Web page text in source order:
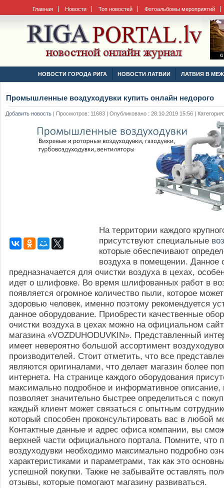
Главная Новости Топ новостей Фотоальбомы мероприятий
НОВОСТИ ГОРОДА РИГА НОВОСТИ ЛАТВИИ ЛАТВИЯ В
Промышленные воздуходувки купить онлайн недорого
Добавить новость | Просмотров: 11683 | Опубликовано : 28.10.2019 15:56 | Категория:
На территории каждого
присутствуют специальные
которые обеспечивают
воздуха в помещении. Данное
предназначается для очистки воздуха в цехах,
идет о шлифовке. Во время шлифованных работ в
появляется огромное количество пыли, которое
здоровью человек, именно поэтому рекомендуется
данное оборудование. Приобрести качественные
очистки воздуха в цехах можно на официальном
магазина «VOZDUHODUVKIN». Представленный
имеет невероятно большой ассортимент
производителей. Стоит отметить, что все
являются оригиналами, что делает магазин более
интернета. На странице каждого оборудования
максимально подробное и информативное описание,
позволяет значительно быстрее определиться с
каждый клиент может связаться с опытным
который способен проконсультировать вас в любой
Контактные данные и адрес офиса компании, вы
верхней части официального портала. Помните, что
воздуходувки необходимо максимально подробно
характеристиками и параметрами, так как это
успешной покупки. Также не забывайте оставлять
отзывы, которые помогают магазину развиваться.